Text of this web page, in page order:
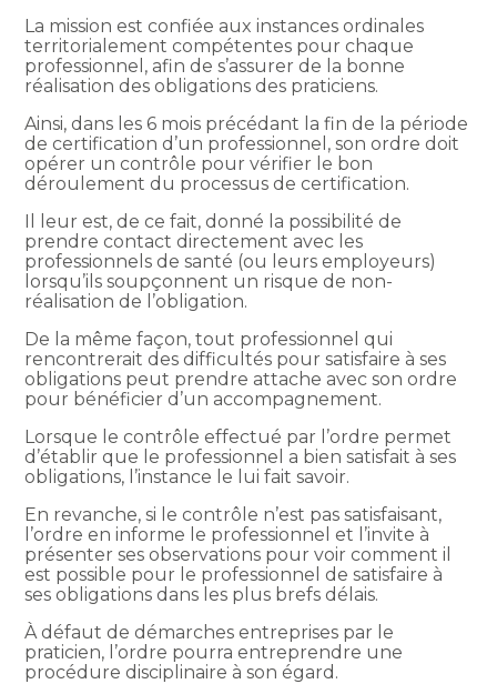
La mission est confiée aux instances ordinales
territorialement compétentes pour chaque
professionnel, afin de s’assurer de la bonne
réalisation des obligations des praticiens.
Ainsi, dans les 6 mois précédant la fin de la période
de certification d’un professionnel, son ordre doit
opérer un contrôle pour vérifier le bon
déroulement du processus de certification.
Il leur est, de ce fait, donné la possibilité de
prendre contact directement avec les
professionnels de santé (ou leurs employeurs)
lorsqu’ils soupçonnent un risque de non-
réalisation de l’obligation.
De la même façon, tout professionnel qui
rencontrerait des difficultés pour satisfaire à ses
obligations peut prendre attache avec son ordre
pour bénéficier d’un accompagnement.
Lorsque le contrôle effectué par l’ordre permet
d’établir que le professionnel a bien satisfait à ses
obligations, l’instance le lui fait savoir.
En revanche, si le contrôle n’est pas satisfaisant,
l’ordre en informe le professionnel et l’invite à
présenter ses observations pour voir comment il
est possible pour le professionnel de satisfaire à
ses obligations dans les plus brefs délais.
À défaut de démarches entreprises par le
praticien, l’ordre pourra entreprendre une
procédure disciplinaire à son égard.